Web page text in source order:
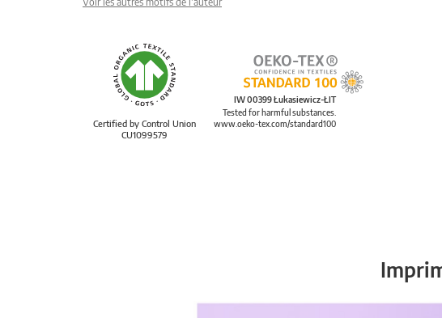
Certified by Control Union
CU1099579
IW 00399 Łukasiewicz-ŁIT
Tested for harmful substances.
www.oeko-tex.com/standard100